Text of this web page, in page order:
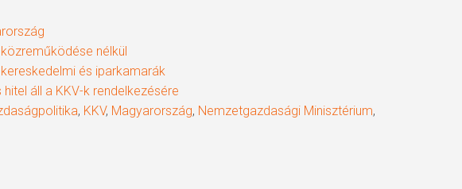
nélkül
és iparkamarák
áll a KKV-k rendelkezésére
, KKV, Magyarország, Nemzetgazdasági Minisztérium,